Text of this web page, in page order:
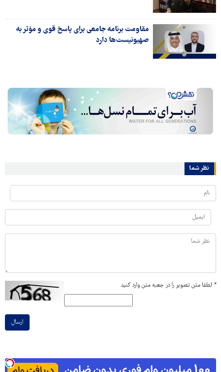
مقاومت برنامه جامعی برای پاسخ قوی و مؤثر به
صهیونیست‌ها دارد
نظر شما
* لطفا متن تصویر را در جعبه متن وارد کنید
ارسال